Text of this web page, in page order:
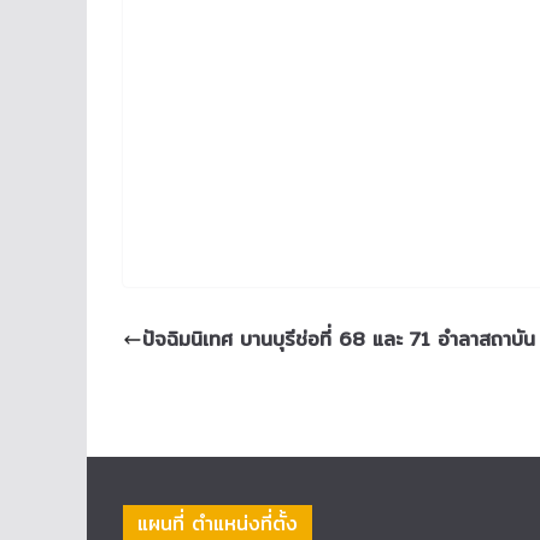
ปัจฉิมนิเทศ บานบุรีช่อที่ 68 และ 71 อำลาสถาบัน
แผนที่ ตำแหน่งที่ตั้ง